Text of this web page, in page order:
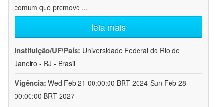
comum que promove ...
leia mais
Instituição/UF/País: Universidade Federal do Rio de
Janeiro - RJ - Brasil
Vigência: Wed Feb 21 00:00:00 BRT 2024-Sun Feb 28
00:00:00 BRT 2027